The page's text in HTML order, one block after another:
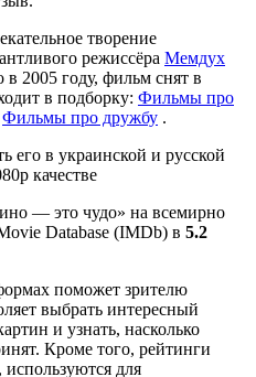
творение
режиссёра Мемдух
в 2005 году, фильм снят в
в подборку: Фильмы про
Фильмы про дружбу .
его в украинской и русской
качестве
— это чудо» на всемирно
Database (IMDb) в 5.2
поможет зрителю
выбрать интересный
и узнать, насколько
Кроме того, рейтинги
для